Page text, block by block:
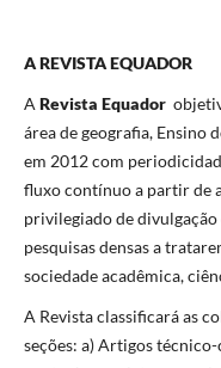
A REVISTA EQUADOR
A Revista Equador
área de geografia, Ensino
em 2012 com
fluxo contínuo a partir de
privilegiado de
pesquisas densas a
sociedade acadêmica,
A Revista classificará as
seções: a) Artigos